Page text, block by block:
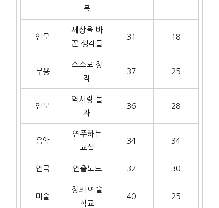
물
인문
세상을 바
꾼 생각들
31 18
무용
스스로 창
작
37 25
인문
역사랑 놀
자
36 28
음악
연주하는
교실
34 34
연극 연출노트 32 30
미술
창의 예술
학교
40 25